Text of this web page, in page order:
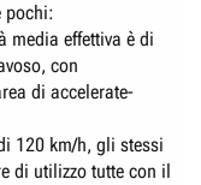
pochi:
media effettiva è di
con
di accelerate-
120 km/h, gli stessi
di utilizzo tutte con il